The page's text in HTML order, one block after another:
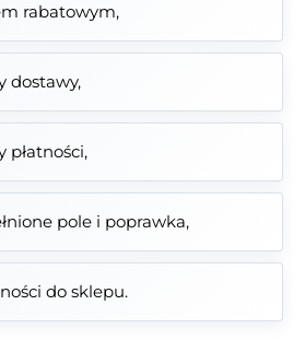
rabatowym,
dostawy,
płatności,
pole i poprawka,
do sklepu.